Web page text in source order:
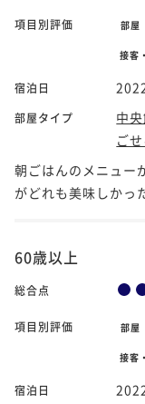
項目別評価 部屋
接客
宿泊日
部屋タイプ
中
ご
朝ごはんのメニュー
がどれも美味しかっ
60歳以上
総合点
項目別評価 部屋
接客
宿泊日